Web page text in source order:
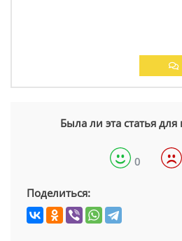
Была ли эта статья для
0
Поделиться: